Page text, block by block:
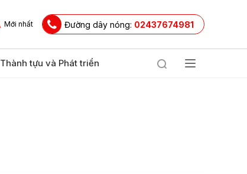
Mới nhất Đường dây nóng: 02437674981
Thành tựu và Phát triển